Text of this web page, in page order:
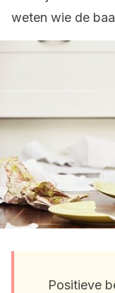
weten wie de
Positieve